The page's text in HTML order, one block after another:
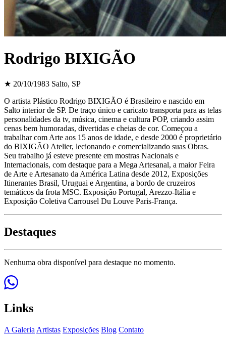
Rodrigo BIXIGÃO
★ 20/10/1983 Salto, SP
O artista Plástico Rodrigo BIXIGÃO é Brasileiro e nascido em
Salto interior de SP. De traço único e caricato transporta para as telas
personalidades da tv, música, cinema e cultura POP, criando assim
cenas bem humoradas, divertidas e cheias de cor. Começou a
trabalhar com Arte aos 15 anos de idade, e desde 2000 é proprietário
do BIXIGÃO Atelier, lecionando e comercializando suas Obras.
Seu trabalho já esteve presente em mostras Nacionais e
Internacionais, com destaque para a Mega Artesanal, a maior Feira
de Arte e Artesanato da América Latina desde 2012, Exposições
Itinerantes Brasil, Uruguai e Argentina, a bordo de cruzeiros
temáticos da frota MSC. Exposição Portugal, Arezzo-Itália e
Exposição Coletiva Carrousel Du Louve Paris-França.
Destaques
Nenhuma obra disponível para destaque no momento.
Links
A Galeria Artistas Exposições Blog Contato